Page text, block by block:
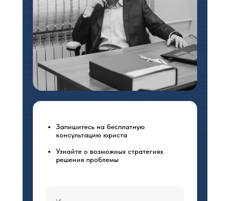
Запишитесь на бесплатную
консультацию юриста
Узнайте о возможных стратегиях
решения проблемы